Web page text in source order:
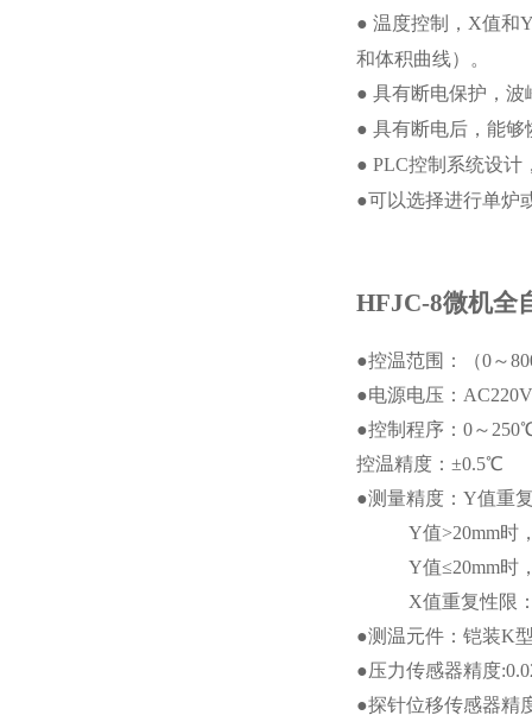
● 温度控制，X值和
和体积曲线）。
● 具有断电保护，波
● 具有断电后，能够
● PLC控制系统设计
●可以选择进行单炉
HFJC-8微机全
●控温范围：（0～
●电源电压：
●控制程序：0～250
控温精度：±0.5℃
●测量精度：Y值重
Y值>20mm时
Y值≤20mm时
X值重复性限
●测温元件：铠装K
●压力传感器精度
●探针位移传感器精